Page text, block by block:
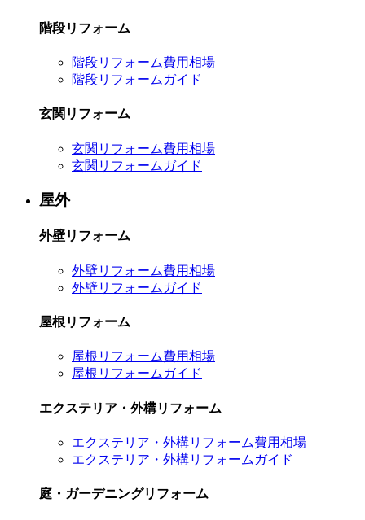
階段リフォーム
階段リフォーム費用相場
階段リフォームガイド
玄関リフォーム
玄関リフォーム費用相場
玄関リフォームガイド
屋外
外壁リフォーム
外壁リフォーム費用相場
外壁リフォームガイド
屋根リフォーム
屋根リフォーム費用相場
屋根リフォームガイド
エクステリア・外構リフォーム
エクステリア・外構リフォーム費用相場
エクステリア・外構リフォームガイド
庭・ガーデニングリフォーム